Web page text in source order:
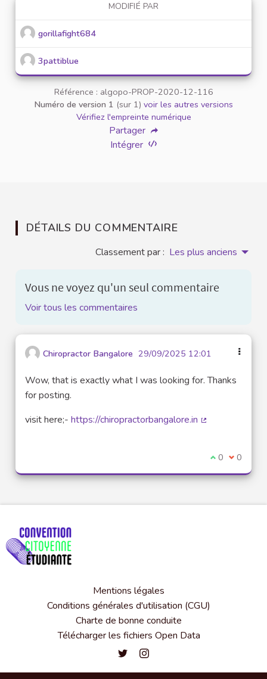
MODIFIÉ PAR
gorillafight684
3pattiblue
Référence : algopo-PROP-2020-12-116
Numéro de version 1 (sur 1) voir les autres versions
Vérifiez l'empreinte numérique
Partager
Intégrer
DÉTAILS DU COMMENTAIRE
Classement par : Les plus anciens
Vous ne voyez qu'un seul commentaire
Voir tous les commentaires
Chiropractor Bangalore 29/09/2025 12:01
Wow, that is exactly what I was looking for. Thanks
for posting.
visit here;- https://chiropractorbangalore.in
Je suis
0 Je ne
0
Mentions légales
Conditions générales d'utilisation (CGU)
Charte de bonne conduite
Télécharger les fichiers Open Data
Convention citoyenne étudiante
Convention citoyenne